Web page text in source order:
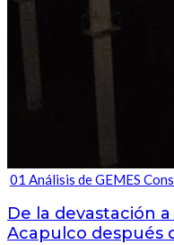
01 Análisis de GEMES
De la devastación
Acapulco después